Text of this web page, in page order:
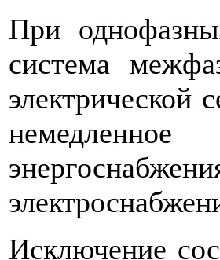
При
система
электрической
Исключение